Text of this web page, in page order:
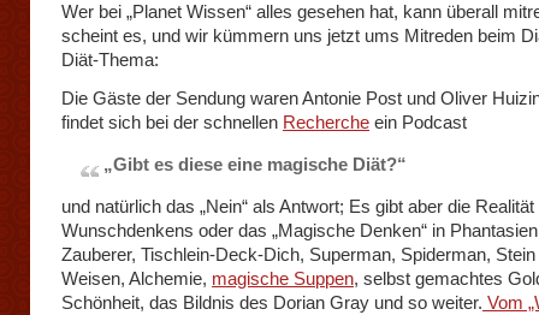
Wer bei „Planet Wissen“ alles gesehen hat, kann überall
scheint es, und wir kümmern uns jetzt ums Mitreden beim
Diät-Thema:
Die Gäste der Sendung waren Antonie Post und Oliver
findet sich bei der schnellen Recherche ein Podcast
„Gibt es diese eine magische Diät?“
und natürlich das „Nein“ als Antwort; Es gibt aber die
Wunschdenkens oder das „Magische Denken“ in
Zauberer, Tischlein-Deck-Dich, Superman, Spiderman, Stein
Weisen, Alchemie, magische Suppen, selbst gemachtes
Schönheit, das Bildnis des Dorian Gray und so weiter. Vom